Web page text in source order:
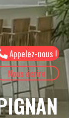
Appelez-nous !
Nous écrire